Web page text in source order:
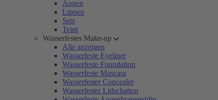
Augen
Lippen
Sets
Teint
Wasserfestes Make-up
Alle anzeigen
Wasserfeste Eyeliner
Wasserfeste Foundation
Wasserfeste Mascara
Wasserfester Concealer
Wasserfester Lidschatten